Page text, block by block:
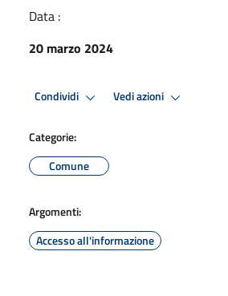
Data :
20 marzo 2024
Condividi Vedi azioni
Categorie:
Comune
Argomenti:
Accesso all'informazione